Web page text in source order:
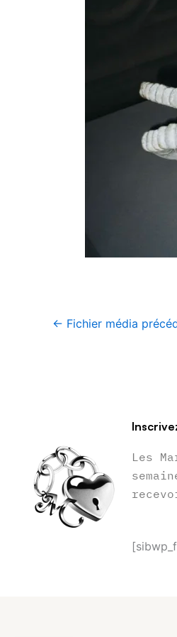
← Fichier média
Les